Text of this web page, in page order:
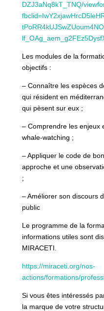
DZJ3aNq8kT_TNQ/
Les modules de la
objectifs :
– Connaître les espèces
qui résident en
qui pèsent sur eux ;
– Comprendre les enjeux
whale-watching ;
– Appliquer le code de
approche et une
;
– Améliorer son discours
public
Le programme de la
informations utiles sont
MIRACETI.
https://miraceti.org/nos-
actions/formations/
Si vous êtes intéressés
la marque de votre